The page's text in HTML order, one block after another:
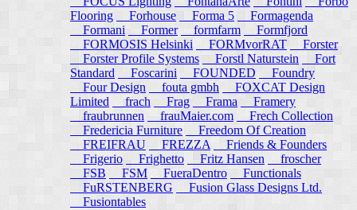
Flooring
Forhouse Forma 5
Formagenda
Formani
Former formfarm
Formfjord
FORMOSIS Helsinki
FORMvorRAT
Forster
Forster Profile Systems
Forstl Naturstein
Fort
Standard
Foscarini FOUNDED
Foundry
Four Design
fouta gmbh
FOXCAT Design
Limited
frach Frag Frama
Framery
fraubrunnen
frauMaier.com
Frech Collection
Fredericia Furniture
Freedom Of Creation
FREIFRAU
FREZZA
Friends & Founders
Frigerio
Frighetto Fritz Hansen
froscher
FSB
FSM FueraDentro
Functionals
FuRSTENBERG
Fusion Glass Designs Ltd.
Fusiontables